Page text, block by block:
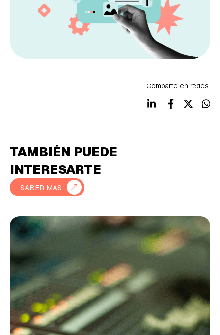
Comparte en redes:
TAMBIÉN PUEDE
INTERESARTE
SABER MÁS